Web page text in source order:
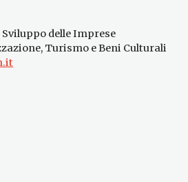
delle Imprese
Turismo e Beni Culturali